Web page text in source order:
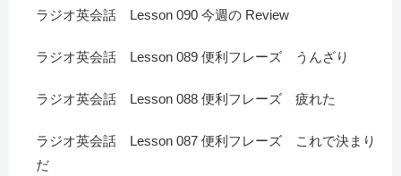
ラジオ英会話 Lesson 090 今週の Review
ラジオ英会話 Lesson 089 便利フレーズ うんざり
ラジオ英会話 Lesson 088 便利フレーズ 疲れた
ラジオ英会話 Lesson 087 便利フレーズ これで決まり
だ